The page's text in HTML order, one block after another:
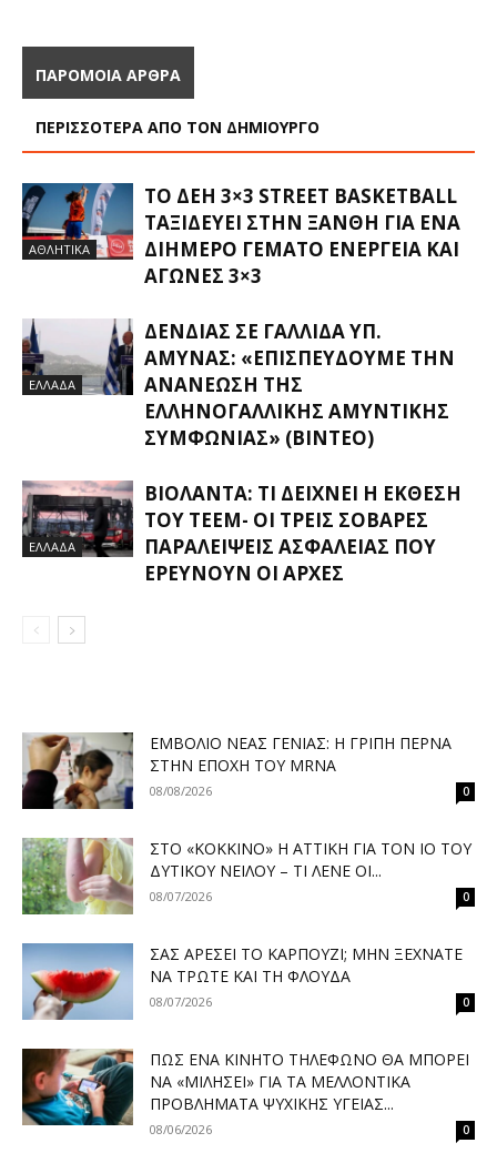
ΠΑΡΟΜΟΙΑ ΑΡΘΡΑ
ΠΕΡΙΣΣΟΤΕΡΑ ΑΠΟ ΤΟΝ ΔΗΜΙΟΥΡΓΟ
ΑΘΛΗΤΙΚΑ
ΤΟ ΔΕΗ 3×3 STREET BASKETBALL
ΤΑΞΙΔΕΎΕΙ ΣΤΗΝ ΞΆΝΘΗ ΓΙΑ ΈΝΑ
ΔΙΉΜΕΡΟ ΓΕΜΆΤΟ ΕΝΈΡΓΕΙΑ ΚΑΙ
ΑΓΏΝΕΣ 3×3
ΕΛΛΑΔΑ
ΔΈΝΔΙΑΣ ΣΕ ΓΑΛΛΊΔΑ ΥΠ.
ΆΜΥΝΑΣ: «ΕΠΙΣΠΕΎΔΟΥΜΕ ΤΗΝ
ΑΝΑΝΈΩΣΗ ΤΗΣ
ΕΛΛΗΝΟΓΑΛΛΙΚΉΣ ΑΜΥΝΤΙΚΉΣ
ΣΥΜΦΩΝΊΑΣ» (ΒΊΝΤΕΟ)
ΕΛΛΑΔΑ
ΒΙΟΛΆΝΤΑ: ΤΙ ΔΕΊΧΝΕΙ Η ΈΚΘΕΣΗ
ΤΟΥ ΤΕΕΜ- ΟΙ ΤΡΕΙΣ ΣΟΒΑΡΈΣ
ΠΑΡΑΛΕΊΨΕΙΣ ΑΣΦΑΛΕΊΑΣ ΠΟΥ
ΕΡΕΥΝΟΎΝ ΟΙ ΑΡΧΈΣ
ΕΜΒΌΛΙΟ ΝΈΑΣ ΓΕΝΙΆΣ: Η ΓΡΊΠΗ ΠΕΡΝΆ
ΣΤΗΝ ΕΠΟΧΉ ΤΟΥ MRNA
08/08/2026 0
ΣΤΟ «ΚΌΚΚΙΝΟ» Η ΑΤΤΙΚΉ ΓΙΑ ΤΟΝ ΙΌ ΤΟΥ
ΔΥΤΙΚΟΎ ΝΕΊΛΟΥ – ΤΙ ΛΈΝΕ ΟΙ...
08/07/2026 0
ΣΑΣ ΑΡΈΣΕΙ ΤΟ ΚΑΡΠΟΎΖΙ; ΜΗΝ ΞΕΧΝΆΤΕ
ΝΑ ΤΡΏΤΕ ΚΑΙ ΤΗ ΦΛΟΎΔΑ
08/07/2026 0
ΠΏΣ ΈΝΑ ΚΙΝΗΤΌ ΤΗΛΈΦΩΝΟ ΘΑ ΜΠΟΡΕΊ
ΝΑ «ΜΙΛΉΣΕΙ» ΓΙΑ ΤΑ ΜΕΛΛΟΝΤΙΚΆ
ΠΡΟΒΛΉΜΑΤΑ ΨΥΧΙΚΉΣ ΥΓΕΊΑΣ...
08/06/2026 0